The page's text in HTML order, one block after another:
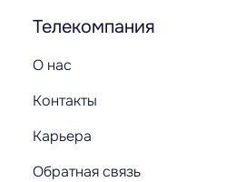
Телекомпания
О нас
Контакты
Карьера
Обратная связь